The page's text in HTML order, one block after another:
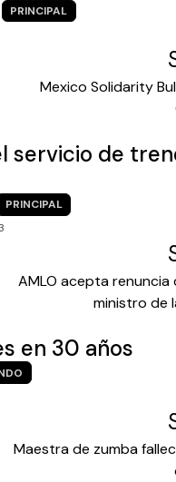
PRINCIPAL
Mexico Solidarity
servicio de
PRINCIPAL
AMLO acepta renuncia
ministro de
en 30 años
Maestra de zumba